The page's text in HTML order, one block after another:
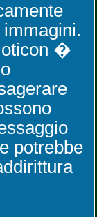
�
potrebbe